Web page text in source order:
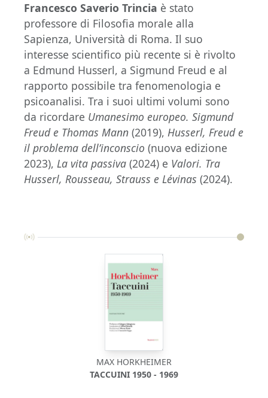
Francesco Saverio Trincia è stato
professore di Filosofia morale alla
Sapienza, Università di Roma. Il suo
interesse scientifico più recente si è rivolto
a Edmund Husserl, a Sigmund Freud e al
rapporto possibile tra fenomenologia e
psicoanalisi. Tra i suoi ultimi volumi sono
da ricordare Umanesimo europeo. Sigmund
Freud e Thomas Mann (2019), Husserl, Freud e
il problema dell’inconscio (nuova edizione
2023), La vita passiva (2024) e Valori. Tra
Husserl, Rousseau, Strauss e Lévinas (2024).
MAX HORKHEIMER
TACCUINI 1950 - 1969